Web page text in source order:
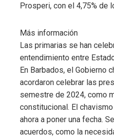
Prosperi, con el 4,75% de
Más información
Las primarias se han
entendimiento entre
En Barbados, el Gobierno
acordaron celebrar las
semestre de 2024, como
constitucional. El
ahora a poner una fecha.
acuerdos, como la